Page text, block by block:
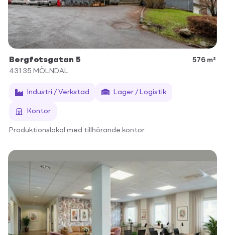
Bergfotsgatan 5
576 m²
431 35 MÖLNDAL
Industri / Verkstad Lager / Logistik
Kontor
Produktionslokal med tillhörande kontor